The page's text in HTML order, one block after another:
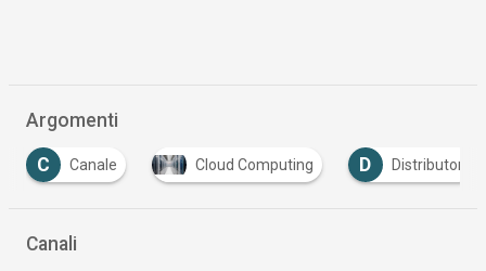
Argomenti
C Canale Cloud Computing D Distributori
Canali